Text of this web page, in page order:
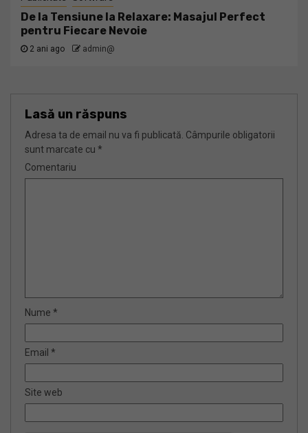
De la Tensiune la Relaxare: Masajul Perfect
pentru Fiecare Nevoie
2 ani ago admin@
Lasă un răspuns
Adresa ta de email nu va fi publicată. Câmpurile obligatorii
sunt marcate cu *
Comentariu
Nume *
Email *
Site web